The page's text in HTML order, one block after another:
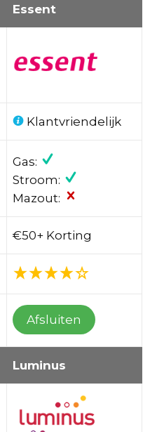
Essent
Klantvriendelijk
Gas:
Stroom:
Mazout:
€50+ Korting
Afsluiten
Luminus